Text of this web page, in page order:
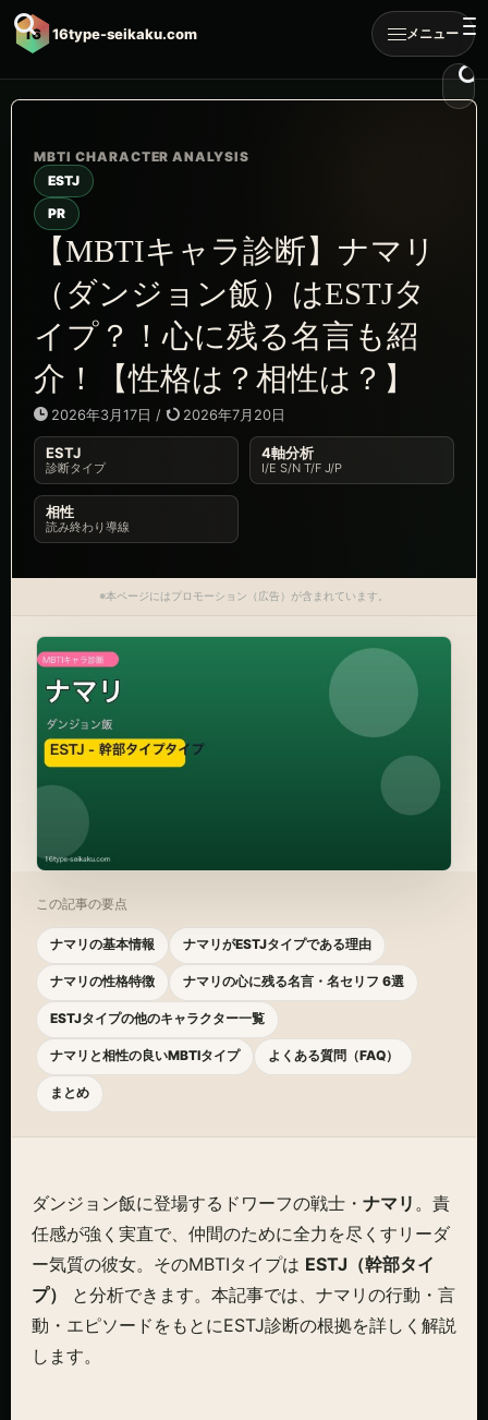
16 16type-seikaku.com メニュー
ESTJ
PR
【MBTIキャラ診断】ナマリ
（ダンジョン飯）はESTJタ
イプ？！心に残る名言も紹
介！【性格は？相性は？】
2026年3月17日 / 2026年7月20日
ESTJ
診断タイプ
4軸分析
I/E S/N T/F J/P
相性
読み終わり導線
※本ページにはプロモーション（広告）が含まれています。
この記事の要点
ナマリの基本情報 ナマリがESTJタイプである理由
ナマリの性格特徴 ナマリの心に残る名言・名セリフ 6選
ESTJタイプの他のキャラクター一覧
ナマリと相性の良いMBTIタイプ よくある質問（FAQ）
まとめ
ダンジョン飯に登場するドワーフの戦士・ ナマリ 。責
任感が強く実直で、仲間のために全力を尽くすリーダ
ー気質の彼女。そのMBTIタイプは ESTJ（幹部タイ
プ）
と分析できます。本記事では、ナマリの行動・言
動・エピソードをもとにESTJ診断の根拠を詳しく解説
します。